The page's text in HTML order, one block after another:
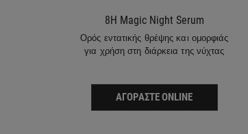
8H Magic Night Serum
Ορός εντατικής θρέψης και ομορφιάς
για χρήση στη διάρκεια της νύχτας
ΑΓΟΡΆΣΤΕ ONLINE